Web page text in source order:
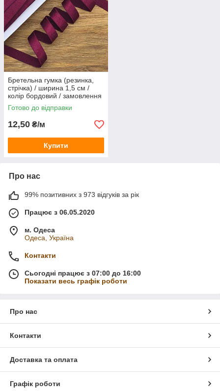
Бретельна гумка (резинка,
стрічка) / ширина 1,5 см /
колір бордовий / замовлення
від 1 метра
Готово до відправки
12,50 ₴/м
Купити
Про нас
99% позитивних з 973 відгуків за рік
Працює з 06.05.2020
м. Одеса
Одеса, Україна
Контакти
Сьогодні працює з 07:00 до 16:00
Показати весь графік роботи
Про нас
Контакти
Доставка та оплата
Графік роботи